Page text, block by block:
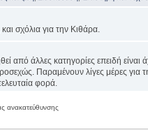
σχόλια για την Κιθάρα.
από άλλες κατηγορίες επειδή είναι
Παραμένουν λίγες μέρες για
φορά.
ανακατεύθυνσης